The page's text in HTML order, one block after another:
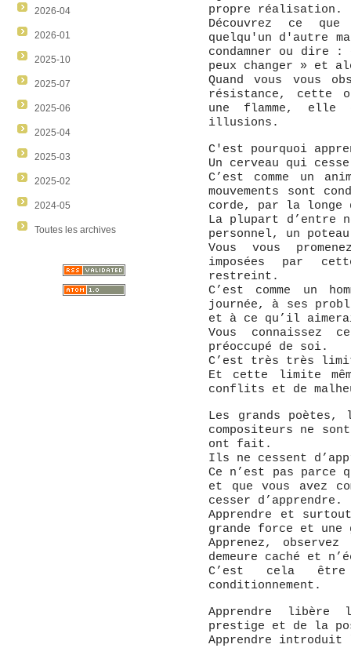
2026-04
2026-01
2025-10
2025-07
2025-06
2025-04
2025-03
2025-02
2024-05
Toutes les archives
propre réalisation.
Découvrez ce
quelqu'un d'autre
condamner ou dire
peux changer » et
Quand vous vous
résistance, cette
une flamme, elle
illusions.
C'est pourquoi
Un cerveau qui
C’est comme un
mouvements sont
corde, par la
La plupart d’entre
personnel, un
Vous vous
imposées par
restreint.
C’est comme un
journée, à ses
et à ce qu’il
Vous connaissez
préoccupé de soi.
C’est très très
Et cette limite
conflits et de
Les grands
compositeurs ne
ont fait.
Ils ne cessent
Ce n’est pas parce
et que vous avez
cesser d’apprendre.
Apprendre et
grande force et
Apprenez,
demeure caché et
C’est cela
conditionnement.
Apprendre
prestige et de la
Apprendre introduit